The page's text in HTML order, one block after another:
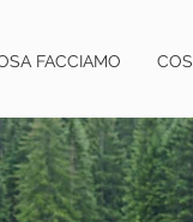
FACCIAMO